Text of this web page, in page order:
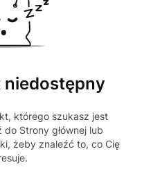
niedostępny
którego szukasz jest
Strony głównej lub
żeby znaleźć to, co Cię